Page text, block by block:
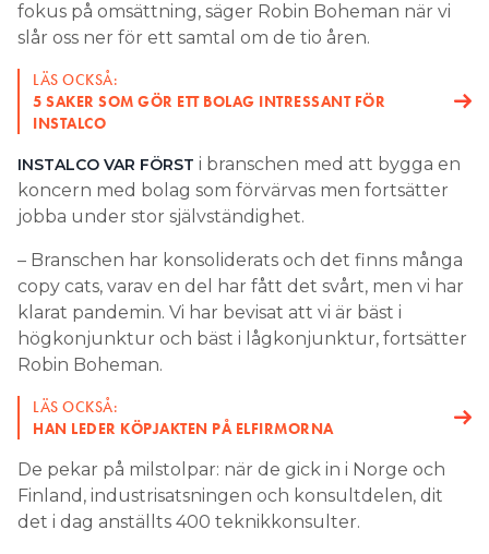
fokus på omsättning, säger Robin Boheman när vi
slår oss ner för ett samtal om de tio åren.
LÄS OCKSÅ:
5 SAKER SOM GÖR ETT BOLAG INTRESSANT FÖR
INSTALCO
INSTALCO VAR FÖRST i branschen med att bygga en
koncern med bolag som förvärvas men fortsätter
jobba under stor självständighet.
– Branschen har konsoliderats och det finns många
copy cats, varav en del har fått det svårt, men vi har
klarat pandemin. Vi har bevisat att vi är bäst i
högkonjunktur och bäst i lågkonjunktur, fortsätter
Robin Boheman.
LÄS OCKSÅ:
HAN LEDER KÖPJAKTEN PÅ ELFIRMORNA
De pekar på milstolpar: när de gick in i Norge och
Finland, industrisatsningen och konsultdelen, dit
det i dag anställts 400 teknikkonsulter.